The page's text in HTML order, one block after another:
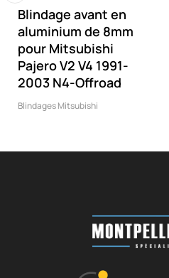
Blindage avant en
aluminium de 8mm
pour Mitsubishi
Pajero V2 V4 1991-
2003 N4-Offroad
Blindages Mitsubishi